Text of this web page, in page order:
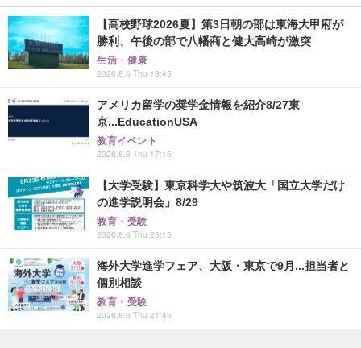
【高校野球2026夏】第3日朝の部は東海大甲府が
勝利、午後の部で八幡商と健大高崎が激突
生活・健康
2026.8.6 Thu 18:45
アメリカ留学の奨学金情報を紹介8/27東
京...EducationUSA
教育イベント
2026.8.6 Thu 17:15
【大学受験】東京科学大や筑波大「国立大学だけ
の進学説明会」8/29
教育・受験
2026.8.6 Thu 23:15
海外大学進学フェア、大阪・東京で9月...担当者と
個別相談
教育・受験
2026.8.6 Thu 21:45